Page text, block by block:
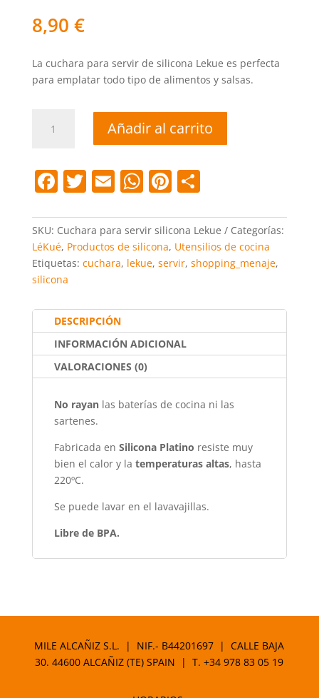
8,90 €
La cuchara para servir de silicona Lekue es perfecta
para emplatar todo tipo de alimentos y salsas.
Lekue
Añadir al carrito
F
c
e
b
o
k
T
itt
er
E
ai
l
W
at
s
A
p
Pi
er
e
st
C
m
p
ar
SKU: Cuchara para servir silicona Lekue
Categorías:
LéKué, Productos de silicona, Utensilios de cocina
Etiquetas: cuchara, lekue, servir, shopping_menaje,
silicona
DESCRIPCIÓN
INFORMACIÓN ADICIONAL
VALORACIONES (0)
No rayanlas baterías de cocina ni las
sartenes.
Fabricada en Silicona Platino resiste muy
bien el calor y la temperaturas altas, hasta
220ºC.
Se puede lavar en el lavavajillas.
Libre de BPA.
MILE ALCAÑIZ S.L. | NIF.- B44201697 | CALLE BAJA
30. 44600 ALCAÑIZ (TE) SPAIN | T.+34 978 83 05 19